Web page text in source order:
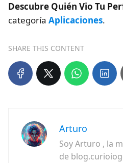
Descubre Quién Vio Tu
categoría Aplicaciones.
SHARE THIS CONTENT
Arturo
Soy Arturo , la
de